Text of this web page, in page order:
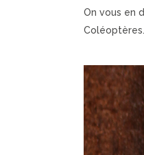
On vous en